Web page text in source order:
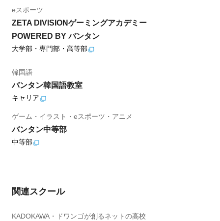
eスポーツ
ZETA DIVISIONゲーミングアカデミー
POWERED BY バンタン
大学部・専門部・高等部
韓国語
バンタン韓国語教室
キャリア
ゲーム・イラスト・eスポーツ・アニメ
バンタン中等部
中等部
関連スクール
KADOKAWA・ドワンゴが創るネットの高校